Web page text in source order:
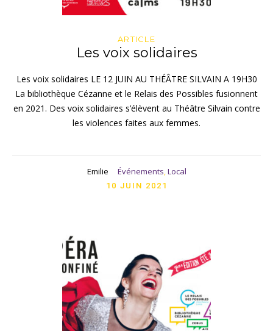
ARTICLE
Les voix solidaires
Les voix solidaires LE 12 JUIN AU THÉÂTRE SILVAIN A 19H30
La bibliothèque Cézanne et le Relais des Possibles fusionnent
en 2021. Des voix solidaires s’élèvent au Théâtre Silvain contre
les violences faites aux femmes.
Emilie Événements,Local
10 JUIN 2021